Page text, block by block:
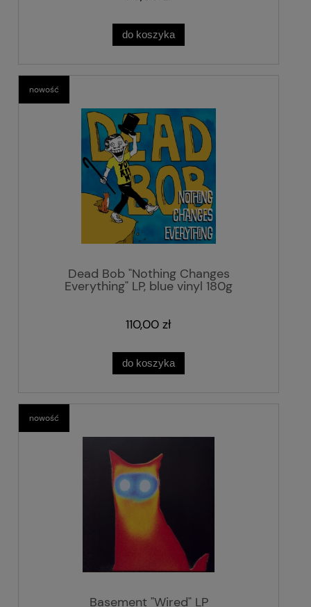
do koszyka
Dead Bob "Nothing Changes
Everything" LP, blue vinyl 180g
110,00 zł
do koszyka
nowość
Basement "Wired" LP
nowość